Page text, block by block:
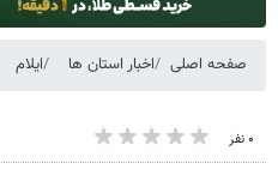
صفحه اصلی اخبار استان ها ایلام
۰ نفر